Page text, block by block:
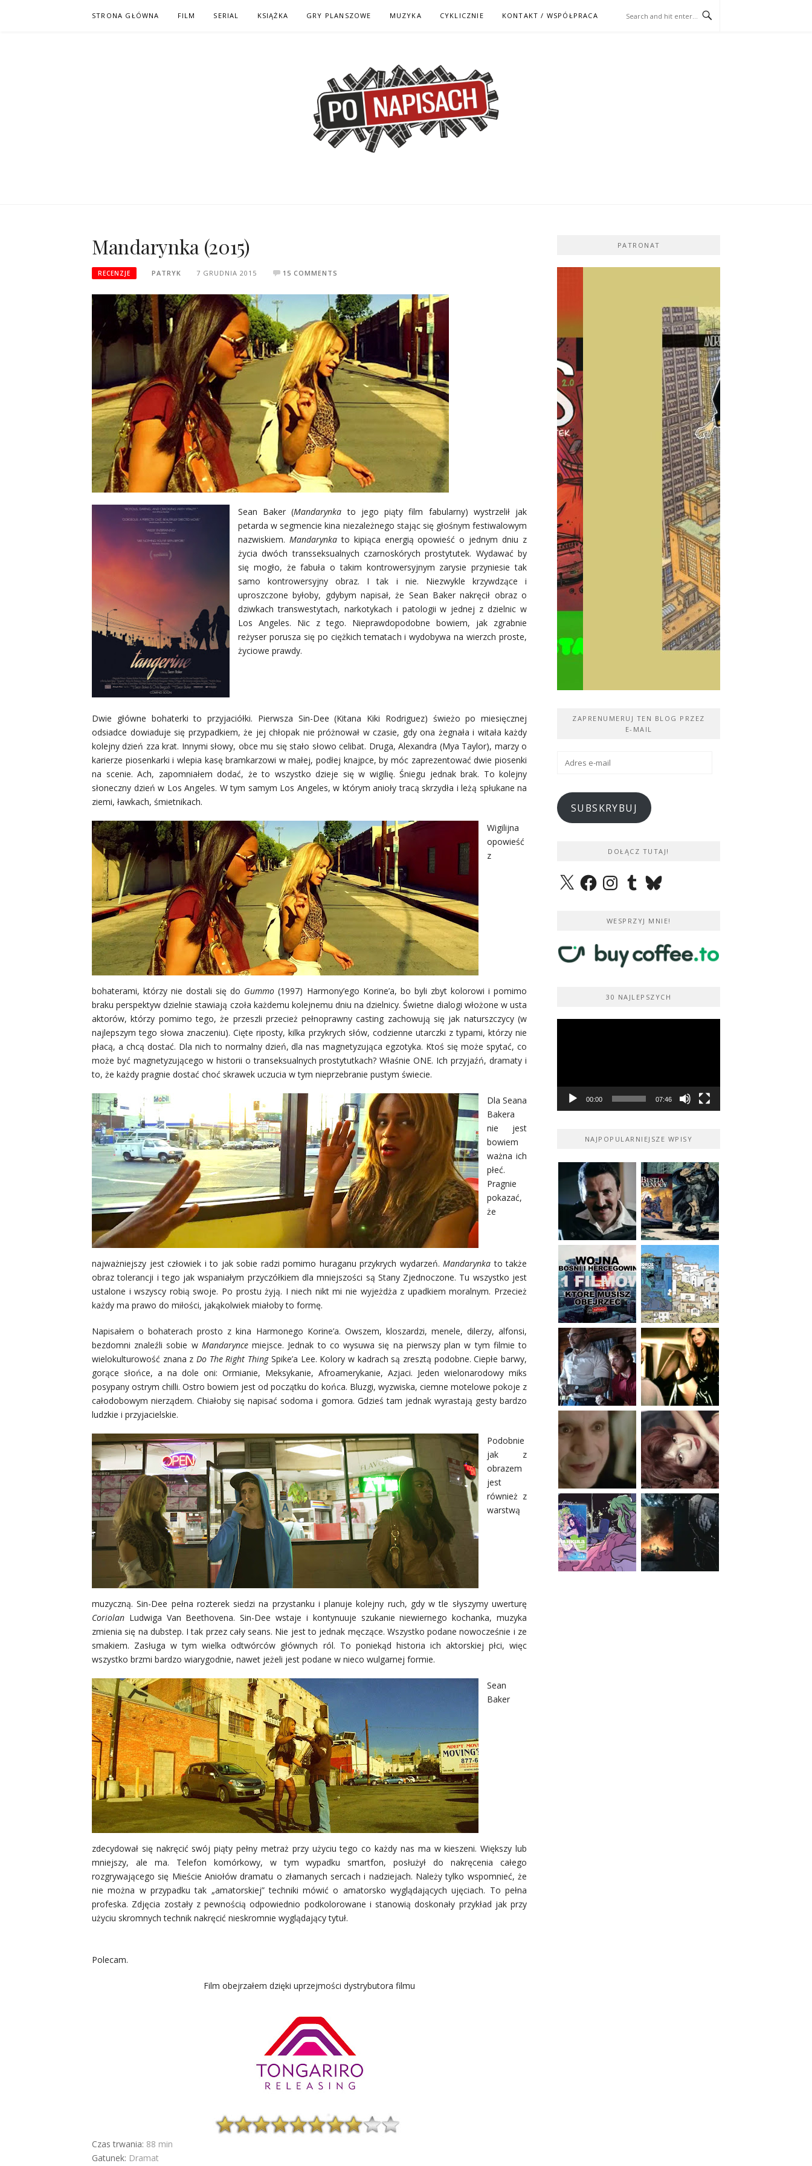
STRONA GŁÓWNA FILM SERIAL KSIĄŻKA GRY PLANSZOWE MUZYKA CYKLICZNIE KONTAKT / WSPÓŁPRACA
Mandarynka (2015)
RECENZJE PATRYK 7 GRUDNIA 2015 15 COMMENTS
Sean Baker (Mandarynka to jego piąty film fabularny) wystrzelił jak
petarda w segmencie kina niezależnego stając się głośnym festiwalowym
nazwiskiem. Mandarynkato kipiąca energią opowieść o jednym dniu z
życia dwóch transseksualnych czarnoskórych prostytutek. Wydawać by
się mogło, że fabuła o takim kontrowersyjnym zarysie przyniesie tak
samo kontrowersyjny obraz. I tak i nie. Niezwykle krzywdzące i
uproszczone byłoby, gdybym napisał, że Sean Baker nakręcił obraz o
dziwkach transwestytach, narkotykach i patologii w jednej z dzielnic w
Los Angeles. Nic z tego. Nieprawdopodobne bowiem, jak zgrabnie
reżyser porusza się po ciężkich tematach i wydobywa na wierzch proste,
życiowe prawdy.
Dwie główne bohaterki to przyjaciółki. Pierwsza Sin-Dee (Kitana Kiki Rodriguez) świeżo po miesięcznej
odsiadce dowiaduje się przypadkiem, że jej chłopak nie próżnował w czasie, gdy ona żegnała i witała każdy
kolejny dzień zza krat. Innymi słowy, obce mu się stało słowo celibat. Druga, Alexandra (Mya Taylor), marzy o
karierze piosenkarki i wlepia kasę bramkarzowi w małej, podłej knajpce, by móc zaprezentować dwie piosenki
na scenie. Ach, zapomniałem dodać, że to wszystko dzieje się w wigilię. Śniegu jednak brak. To kolejny
słoneczny dzień w Los Angeles. W tym samym Los Angeles, w którym anioły tracą skrzydła i leżą spłukane na
ziemi, ławkach, śmietnikach.
Wigilijna
opowieść
z
bohaterami, którzy nie dostali się do Gummo (1997) Harmony’ego Korine’a, bo byli zbyt kolorowi i pomimo
braku perspektyw dzielnie stawiają czoła każdemu kolejnemu dniu na dzielnicy. Świetne dialogi włożone w usta
aktorów, którzy pomimo tego, że przeszli przecież pełnoprawny casting zachowują się jak naturszczycy (w
najlepszym tego słowa znaczeniu). Cięte riposty, kilka przykrych słów, codzienne utarczki z typami, którzy nie
płacą, a chcą dostać. Dla nich to normalny dzień, dla nas magnetyzująca egzotyka. Ktoś się może spytać, co
może być magnetyzującego w historii o transeksualnych prostytutkach? Właśnie ONE. Ich przyjaźń, dramaty i
to, że każdy pragnie dostać choć skrawek uczucia w tym nieprzebranie pustym świecie.
Dla Seana
Bakera
nie jest
bowiem
ważna ich
płeć.
Pragnie
pokazać,
że
najważniejszy jest człowiek i to jak sobie radzi pomimo huraganu przykrych wydarzeń. Mandarynka to także
obraz tolerancji i tego jak wspaniałym przyczółkiem dla mniejszości są Stany Zjednoczone. Tu wszystko jest
ustalone i wszyscy robią swoje. Po prostu żyją. I niech nikt mi nie wyjeżdża z upadkiem moralnym. Przecież
każdy ma prawo do miłości, jakąkolwiek miałoby to formę.
Napisałem o bohaterach prosto z kina Harmonego Korine’a. Owszem, kloszardzi, menele, dilerzy, alfonsi,
bezdomni znaleźli sobie w Mandaryncemiejsce. Jednak to co wysuwa się na pierwszy plan w tym filmie to
wielokulturowość znana zDo The Right ThingSpike’a Lee. Kolory w kadrach są zresztą podobne. Ciepłe barwy,
gorące słońce, a na dole oni: Ormianie, Meksykanie, Afroamerykanie, Azjaci. Jeden wielonarodowy miks
posypany ostrym chilli. Ostro bowiem jest od początku do końca. Bluzgi, wyzwiska, ciemne motelowe pokoje z
całodobowym nierządem. Chiałoby się napisać sodoma i gomora. Gdzieś tam jednak wyrastają gesty bardzo
ludzkie i przyjacielskie.
Podobnie
jak z
obrazem
jest
również z
warstwą
muzyczną. Sin-Dee pełna rozterek siedzi na przystanku i planuje kolejny ruch, gdy w tle słyszymy uwerturę
Coriolan Ludwiga Van Beethovena. Sin-Dee wstaje i kontynuuje szukanie niewiernego kochanka, muzyka
zmienia się na dubstep. I tak przez cały seans. Nie jest to jednak męczące. Wszystko podane nowocześnie i ze
smakiem. Zasługa w tym wielka odtwórców głównych ról. To poniekąd historia ich aktorskiej płci, więc
wszystko brzmi bardzo wiarygodnie, nawet jeżeli jest podane w nieco wulgarnej formie.
Sean
Baker
zdecydował się nakręcić swój piąty pełny metraż przy użyciu tego co każdy nas ma w kieszeni. Większy lub
mniejszy, ale ma. Telefon komórkowy, w tym wypadku smartfon, posłużył do nakręcenia całego
rozgrywającego się Mieście Aniołów dramatu o złamanych sercach i nadziejach. Należy tylko wspomnieć, że
nie można w przypadku tak „amatorskiej” techniki mówić o amatorsko wyglądających ujęciach. To pełna
profeska. Zdjęcia zostały z pewnością odpowiednio podkolorowane i stanowią doskonały przykład jak przy
użyciu skromnych technik nakręcić nieskromnie wyglądający tytuł.
Polecam.
Film obejrzałem dzięki uprzejmości dystrybutora filmu
Czas trwania: 88 min
Gatunek: Dramat
PATRONAT
ZAPRENUMERUJ TEN BLOG PRZEZ
E-MAIL
Adres
SUBSKRYBUJ
DOŁĄCZ TUTAJ!
X FacebookInstagramTumblrBluesky
WESPRZYJ MNIE!
30 NAJLEPSZYCH
00:00 07:46
NAJPOPULARNIEJSZE WPISY